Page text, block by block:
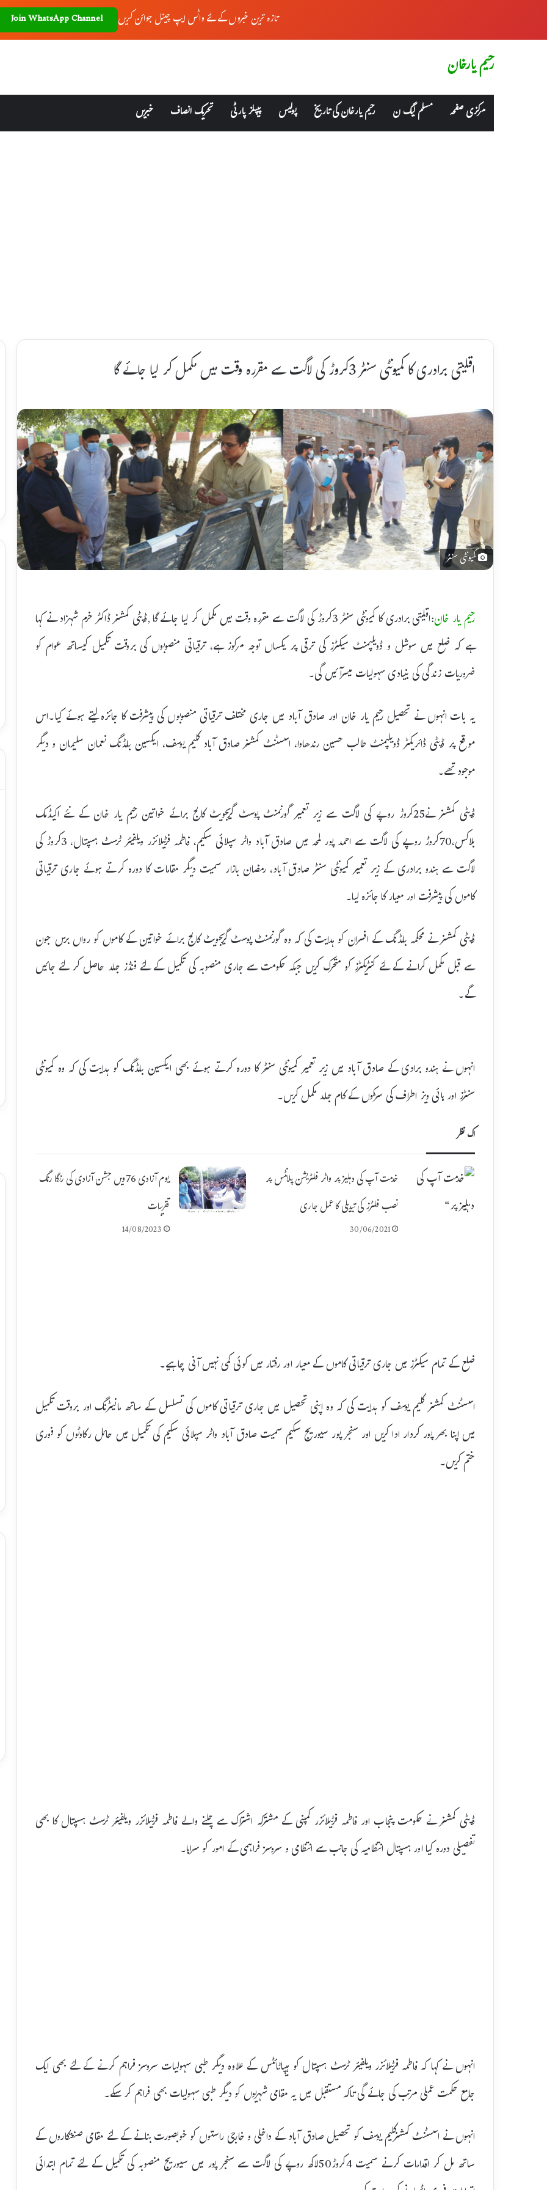
تازہ ترین خبروں کے لئے واٹس ایپ چینل جوائن کریں Join WhatsApp Channel
رحیم یارخان
مرکزی صفحہ مسلم لیگ ن رحیم یارخان کی تاریخ پولیس پیپلز پارٹی تحریک انصاف خبریں
اقلیتی برادری کا کمیونٹی سنٹر 3کروڑ کی لاگت سے مقررہ وقت میں مکمل کر لیا جائے گا
کمیونٹی سنٹر
رحیم یار خان
:اقلیتی برادری کا کمیونٹی سنٹر 3کروڑ کی لاگت سے مقررہ وقت میں مکمل کر لیا جائے گا ,ڈپٹی کمشنر ڈاکٹر خرم شہزاد نے کہا
ہے کہ ضلع میں سوشل و ڈویلپمنٹ سیکٹرز کی ترقی پر یکساں توجہ مرکوز ہے، ترقیاتی منصوبوں کی بروقت تکمیل کیساتھ عوام کو
ضروریات زندگی کی بنیادی سہولیات میسرآئیں گی۔
یہ بات انہوں نے تحصیل رحیم یار خان اور صادق آباد میں جاری مختلف ترقیاتی منصوبوں کی پیشرفت کا جائزہ لیتے ہوئے کیا۔اس
موقع پر ڈپٹی ڈائریکٹر ڈویلپمنٹ طالب حسین رندھاوا، اسسٹنٹ کمشنر صادق آباد کلیم یوسف، ایکسین بلڈنگ نعمان سلیمان و دیگر
موجود تھے۔
ڈپٹی کمشنر نے25کروڑ روپے کی لاگت سے زیر تعمیر گورنمنٹ پوسٹ گریجویٹ کالج برائے خواتین رحیم یار خان کے نئے اکیڈمک
بلاکس،70کروڑ روپے کی لاگت سے احمد پور لمحہ میں صادق آباد واٹر سپلائی سکیم، فاطمہ فرٹیلائزر ویلفیئر ٹرسٹ ہسپتال، 3کروڑ کی
لاگت سے ہندو برادری کے زیر تعمیر کمیونٹی سنٹر صادق آباد، رمضان بازار سمیت دیگر مقامات کا دورہ کرتے ہوئے جاری ترقیاتی
کاموں کی پیشرفت اور معیار کا جائزہ لیا۔
ڈپٹی کمشنر نے محکمہ بلڈنگ کے افسران کو ہدایت کی کہ وہ گورنمنٹ پوسٹ گریجویٹ کالج برائے خواتین کے کاموں کو رواں برس جون
سے قبل مکمل کرانے کے لئے کنٹریکٹرز کو متحرک کریں جبکہ حکومت سے جاری منصوبہ کی تکمیل کے لئے فنڈز جلد حاصل کر لئے جائیں
گے۔
انہوں نے ہندو برادی کے صادق آباد میں زیر تعمیر کمیونٹی سنٹر کا دورہ کرتے ہوئے بھی ایکسین بلڈنگ کو ہدایت کی کہ وہ کمیونٹی
سنٹرز اور ہائی ویز اطراف کی سڑکوں کے کام جلد مکمل کریں۔
اک نظر
خدمت آپ کی دہلیز پر واٹر فلٹریشن پلانٹس پر
نصب فلٹرز کی تبدیلی کا عمل جاری
30/06/2021
یوم آزادی 76ویں جشن آزادی کی رنگا رنگ
تقریبات
14/08/2023
ضلع کے تمام سیکٹرز میں جاری ترقیاتی کاموں کے معیار اور رفتار میں کوئی کمی نہیں آنی چاہیے۔
اسسٹنٹ کمشنر کلیم یوسف کو ہدایت کی کہ وہ اپنی تحصیل میں جاری ترقیاتی کاموں کی تسلسل کے ساتھ مانیٹرنگ اور بروقت تکمیل
میں اپنا بھر پور کردار ادا کریں اور سنجر پور سیوریج سکیم سمیت صادق آباد واٹر سپلائی سکیم کی تکمیل میں حائل رکاوٹوں کو فوری
ختم کریں۔
ڈپٹی کمشنر نے حکومت پنجاب اور فاطمہ فرٹیلائزر کمپنی کے مشترکہ اشتراک سے چلنے والے فاطمہ فرٹیلائزر ویلفیئر ٹرسٹ ہسپتال کا بھی
تفصیلی دورہ کیا اور ہسپتال انتظامیہ کی جانب سے انتظامی و سروسز فراہمی کے امور کو سراہا۔
انہوں نے کہا کہ فاطمہ فرٹیلائزر ویلفیئر ٹرسٹ ہسپتال کو ہیپاٹائٹس کے علاوہ دیگر طبی سہولیات سروسز فراہم کرنے کے لئے بھی ایک
جامع حکمت عملی مرتب کی جائے گی تاکہ مستقبل میں یہ مقامی شہریوں کو دیگر طبی سہولیات بھی فراہم کر سکے۔
انہوں نے اسسٹنٹ کمشنرکلیم یوسف کو تحصیل صادق آباد کے داخلی و خارجی راستوں کو خوبصورت بنانے کے لئے مقامی صنعتکاروں کے
ساتھ مل کر اقدامات کرنے سمیت 4کروڑ50لاکھ روپے کی لاگت سے سنجر پور میں سیوریج منصوبہ کی تکمیل کے لئے تمام ابتدائی